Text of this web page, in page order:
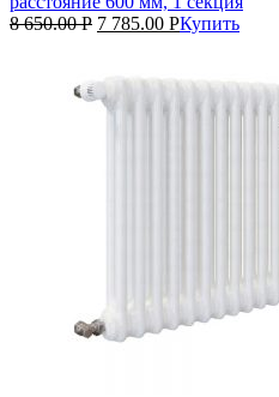
8 650.00Р 7 785.00 РКупить